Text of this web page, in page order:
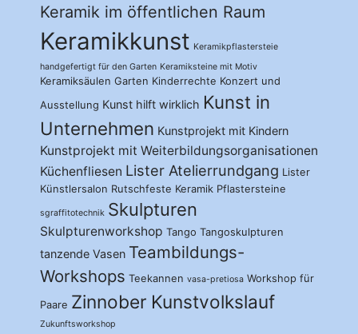
Keramik im öffentlichen Raum
Keramikkunst Keramikpflastersteie
handgefertigt für den Garten Keramiksteine mit Motiv
Keramiksäulen Garten Kinderrechte Konzert und
Ausstellung Kunst hilft wirklich Kunst in
Unternehmen Kunstprojekt mit Kindern
Kunstprojekt mit Weiterbildungsorganisationen
Küchenfliesen Lister Atelierrundgang Lister
Künstlersalon Rutschfeste Keramik Pflastersteine
sgraffitotechnik Skulpturen
Skulpturenworkshop Tango Tangoskulpturen
tanzende Vasen Teambildungs-
Workshops Teekannen vasa-pretiosa Workshop für
Paare Zinnober Kunstvolkslauf
Zukunftsworkshop